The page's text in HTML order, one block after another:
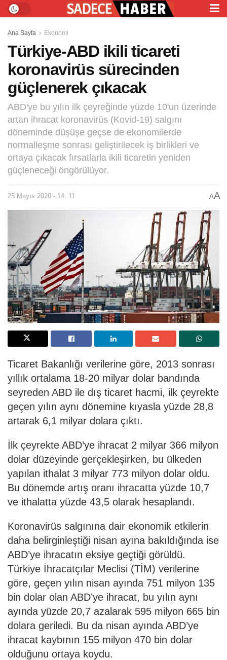
Ana Sayfa Ekonomi
Türkiye-ABD ikili ticareti
koronavirüs sürecinden
güçlenerek çıkacak
ABD'ye bu yılın ilk çeyreğinde yüzde 10'un üzerinde
artan ihracat koronavirüs (Kovid-19) salgını
döneminde düşüşe geçse de ekonomilerde
normalleşme sonrası geliştirilecek iş birlikleri ve
ortaya çıkacak fırsatlarla ikili ticaretin yeniden
güçleneceği öngörülüyor.
25 Mayıs 2020 - 14: 11 AA
Ticaret Bakanlığı verilerine göre, 2013 sonrası
yıllık ortalama 18-20 milyar dolar bandında
seyreden ABD ile dış ticaret hacmi, ilk çeyrekte
geçen yılın aynı dönemine kıyasla yüzde 28,8
artarak 6,1 milyar dolara çıktı.
İlk çeyrekte ABD’ye ihracat 2 milyar 366 milyon
dolar düzeyinde gerçekleşirken, bu ülkeden
yapılan ithalat 3 milyar 773 milyon dolar oldu.
Bu dönemde artış oranı ihracatta yüzde 10,7
ve ithalatta yüzde 43,5 olarak hesaplandı.
Koronavirüs salgınına dair ekonomik etkilerin
daha belirginleştiği nisan ayına bakıldığında ise
ABD’ye ihracatın eksiye geçtiği görüldü.
Türkiye İhracatçılar Meclisi (TİM) verilerine
göre, geçen yılın nisan ayında 751 milyon 135
bin dolar olan ABD’ye ihracat, bu yılın aynı
ayında yüzde 20,7 azalarak 595 milyon 665 bin
dolara geriledi. Bu da nisan ayında ABD’ye
ihracat kaybının 155 milyon 470 bin dolar
olduğunu ortaya koydu.